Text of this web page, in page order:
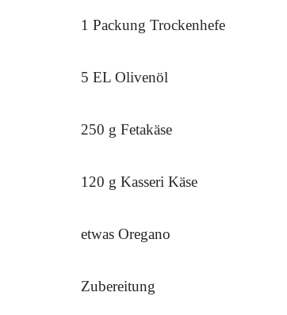
1 Packung Trockenhefe
5 EL Olivenöl
250 g Fetakäse
120 g Kasseri Käse
etwas Oregano
Zubereitung